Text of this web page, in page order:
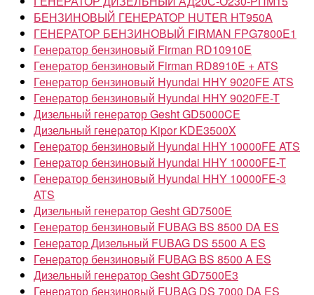
БЕНЗИНОВЫЙ ГЕНЕРАТОР HUTER HT950A
ГЕНЕРАТОР БЕНЗИНОВЫЙ FIRMAN FPG7800E1
Генератор бензиновый Firman RD10910E
Генератор бензиновый Firman RD8910E + ATS
Генератор бензиновый Hyundai HHY 9020FE ATS
Генератор бензиновый Hyundai HHY 9020FE-T
Дизельный генератор Gesht GD5000CE
Дизельный генератор Kipor KDE3500X
Генератор бензиновый Hyundai HHY 10000FE ATS
Генератор бензиновый Hyundai HHY 10000FE-T
Генератор бензиновый Hyundai HHY 10000FE-3
ATS
Дизельный генератор Gesht GD7500E
Генератор бензиновый FUBAG BS 8500 DA ES
Генератор Дизельный FUBAG DS 5500 A ES
Генератор бензиновый FUBAG BS 8500 A ES
Дизельный генератор Gesht GD7500E3
Генератор бензиновый FUBAG DS 7000 DA ES